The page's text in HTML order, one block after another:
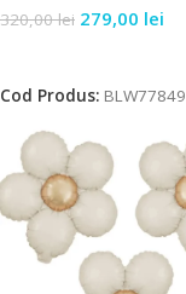
320,00lei 279,00 lei
Cod Produs: BLW77849